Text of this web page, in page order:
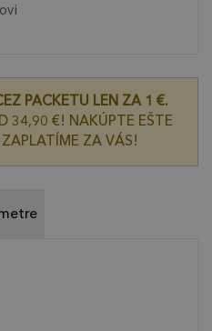
PACKETU LEN ZA 1 €.
34,90 €! NAKÚPTE EŠTE
ZA VÁS!